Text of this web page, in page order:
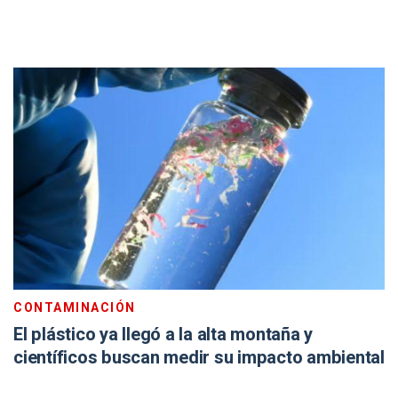
CONTAMINACIÓN
El plástico ya llegó a la alta montaña y
científicos buscan medir su impacto ambiental